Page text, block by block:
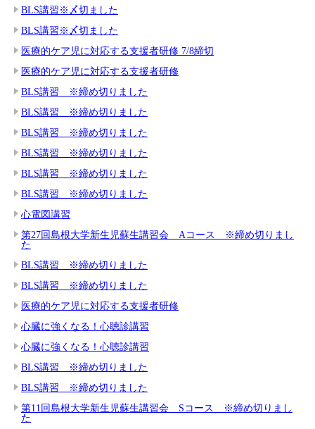
BLS講習※〆切ました
BLS講習※〆切ました
医療的ケア児に対応する支援者研修 7/8締切
医療的ケア児に対応する支援者研修
BLS講習 ※締め切りました
BLS講習 ※締め切りました
BLS講習 ※締め切りました
BLS講習 ※締め切りました
BLS講習 ※締め切りました
BLS講習 ※締め切りました
心電図講習
第27回島根大学新生児蘇生講習会 Aコース ※締め切りまし
た
BLS講習 ※締め切りました
BLS講習 ※締め切りました
医療的ケア児に対応する支援者研修
心臓に強くなる！心聴診講習
心臓に強くなる！心聴診講習
BLS講習 ※締め切りました
BLS講習 ※締め切りました
第11回島根大学新生児蘇生講習会 Sコース ※締め切りまし
た